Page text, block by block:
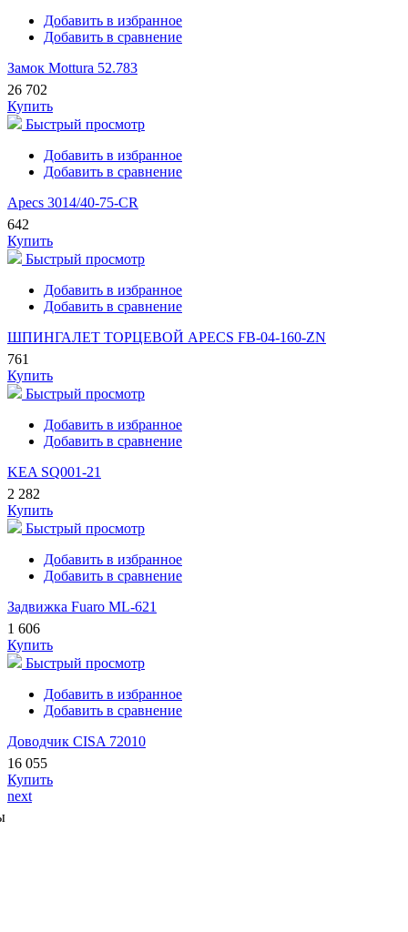
Добавить в избранное
Добавить в сравнение
Замок Mottura 52.783
26 702
Купить
Быстрый просмотр
Добавить в избранное
Добавить в сравнение
Apecs 3014/40-75-CR
642
Купить
Быстрый просмотр
Добавить в избранное
Добавить в сравнение
ШПИНГАЛЕТ ТОРЦЕВОЙ APECS FB-04-160-ZN
761
Купить
Быстрый просмотр
Добавить в избранное
Добавить в сравнение
KEA SQ001-21
2 282
Купить
Быстрый просмотр
Добавить в избранное
Добавить в сравнение
Задвижка Fuaro ML-621
1 606
Купить
Быстрый просмотр
Добавить в избранное
Добавить в сравнение
Доводчик CISA 72010
16 055
Купить
next